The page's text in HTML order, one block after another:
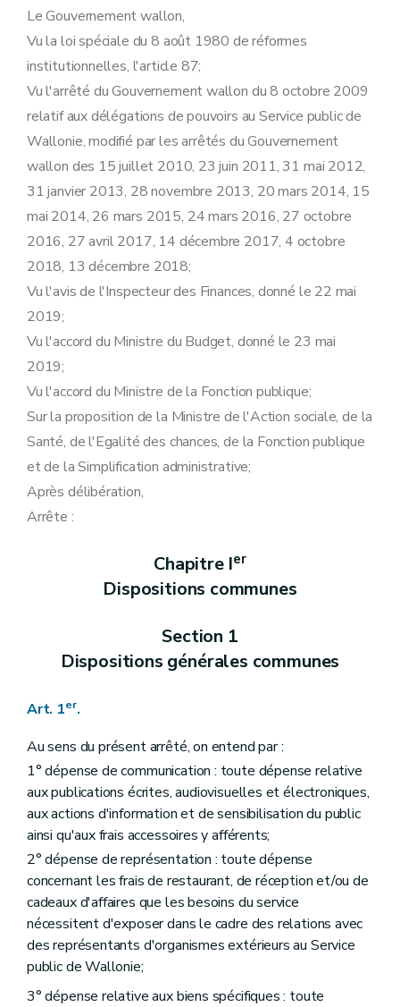
Art. 17
Dispositions communes en matière de marchés publics
Sous-section 1 er Définitions
Art. 18
Sous-section 2
Dispositions relatives au choix du mode de passation, à l'adoption des documents de marché, à la sélection qualitative et à l'attribution, à la vérification des prix du marché
Art. 19
Art. 20
Art. 21
Art. 22
Art. 23
Art. 24
Art. 25
Art. 26
Section 5 Délégations particulières communes
Art. 27
Art. 28
Art. 29
Art. 31
Art. 32
Art. 34
Art. 35
Chapitre II Dispositions relatives au Service public de Wallonie Secrétariat général
Section 1 re Délégations budgétaires
Art. 36
Art. 37
Art. 38
Délégations en matière de personnel
Art. 42
Art. 46
Art. 47
Art. 49
Art. 51
Art. 52
Art. 53
Art. 54
Art. 55
Section 3
Délégations en matière de gestion immobilière
Art. 55/1
Art. 55/2
Chapitre III
(Dispositions relatives au Service public de Wallonie
Section 1
Délégations budgétaires
Sous-section 1
Art. 56
Le Gouvernement wallon,
Vu la loi spéciale du 8 août 1980 de réformes
institutionnelles, l'article 87;
Vu l'arrêté du Gouvernement wallon du 8 octobre 2009
relatif aux délégations de pouvoirs au Service public de
Wallonie, modifié par les arrêtés du Gouvernement
wallon des 15 juillet 2010, 23 juin 2011, 31 mai 2012,
31 janvier 2013, 28 novembre 2013, 20 mars 2014, 15
mai 2014, 26 mars 2015, 24 mars 2016, 27 octobre
2016, 27 avril 2017, 14 décembre 2017, 4 octobre
2018, 13 décembre 2018;
Vu l'avis de l'Inspecteur des Finances, donné le 22 mai
2019;
Vu l'accord du Ministre du Budget, donné le 23 mai
2019;
Vu l'accord du Ministre de la Fonction publique;
Sur la proposition de la Ministre de l'Action sociale, de la
Santé, de l'Egalité des chances, de la Fonction publique
et de la Simplification administrative;
Après délibération,
Arrête :
Chapitre Ier
Dispositions communes
Section 1
Dispositions générales communes
Art. 1er.
Au sens du présent arrêté, on entend par :
1° dépense de communication : toute dépense relative
aux publications écrites, audiovisuelles et électroniques,
aux actions d'information et de sensibilisation du public
ainsi qu'aux frais accessoires y afférents;
2° dépense de représentation : toute dépense
concernant les frais de restaurant, de réception et/ou de
cadeaux d'affaires que les besoins du service
nécessitent d'exposer dans le cadre des relations avec
des représentants d'organismes extérieurs au Service
public de Wallonie;
3° dépense relative aux biens spécifiques : toute